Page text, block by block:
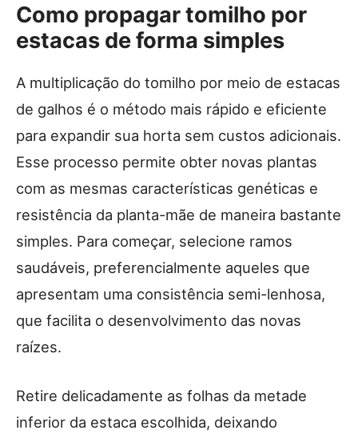
Como propagar tomilho por
estacas de forma simples
A multiplicação do tomilho por meio de estacas
de galhos é o método mais rápido e eficiente
para expandir sua horta sem custos adicionais.
Esse processo permite obter novas plantas
com as mesmas características genéticas e
resistência da planta-mãe de maneira bastante
simples. Para começar, selecione ramos
saudáveis, preferencialmente aqueles que
apresentam uma consistência semi-lenhosa,
que facilita o desenvolvimento das novas
raízes.
Retire delicadamente as folhas da metade
inferior da estaca escolhida, deixando